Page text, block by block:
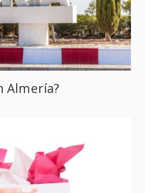
Almería?